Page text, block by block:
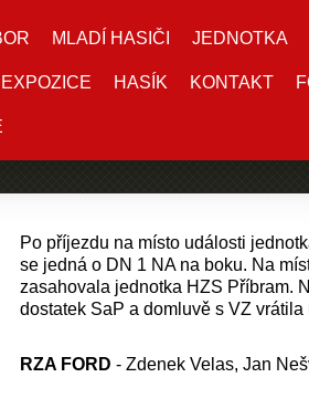
MLADÍ HASIČI JEDNOTKA
HASÍK KONTAKT
Po příjezdu na místo události
se jedná o DN 1 NA na boku. Na
zasahovala jednotka HZS Příbram.
dostatek SaP a domluvě s VZ vrátila
RZA FORD- Zdenek Velas, Jan